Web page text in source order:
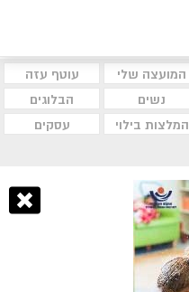
המועצה שלי
עוטף עזה
נשים
הבלוגים
המלצות בילוי
עסקים